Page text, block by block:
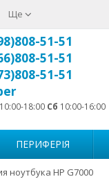
Ще
51-51
51-51
51-51
10:00-18:00 Сб 10:00-16:00
ПЕРИФЕРІЯ
ноутбука HP G7000